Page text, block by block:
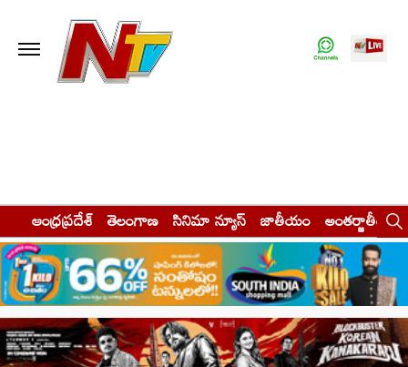
ఆంధ్రప్రదేశ్ తెలంగాణ సినిమా న్యూస్ జాతీయం అంతర్జాతీయం